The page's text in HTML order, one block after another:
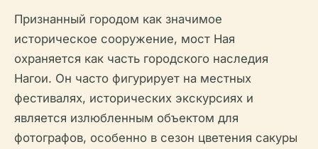
Признанный городом как значимое
историческое сооружение, мост Ная
охраняется как часть городского наследия
Нагои. Он часто фигурирует на местных
фестивалях, исторических экскурсиях и
является излюбленным объектом для
фотографов, особенно в сезон цветения сакуры